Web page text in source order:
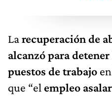
Larecuperación de
alcanzó para
puestos de trabajo
que “el empleo